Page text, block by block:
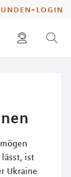
login
ist
Ukraine